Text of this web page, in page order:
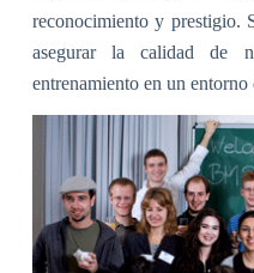
reconocimiento y prestigio.
asegurar la calidad de
entrenamiento en un entorno